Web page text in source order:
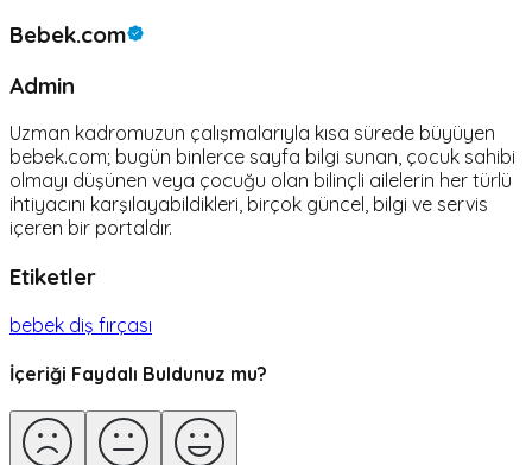
Bebek.com
Admin
Uzman kadromuzun çalışmalarıyla kısa sürede büyüyen
bebek.com; bugün binlerce sayfa bilgi sunan, çocuk sahibi
olmayı düşünen veya çocuğu olan bilinçli ailelerin her türlü
ihtiyacını karşılayabildikleri, birçok güncel, bilgi ve servis
içeren bir portaldır.
Etiketler
bebek diş fırçası
İçeriği Faydalı Buldunuz mu?